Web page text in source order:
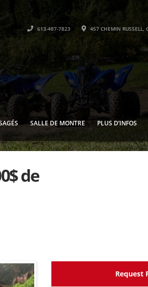
613-487-7823 457 CHEMIN RUSSELL,
SALLE DE MONTRE PLUS D’INFOS
de
Request